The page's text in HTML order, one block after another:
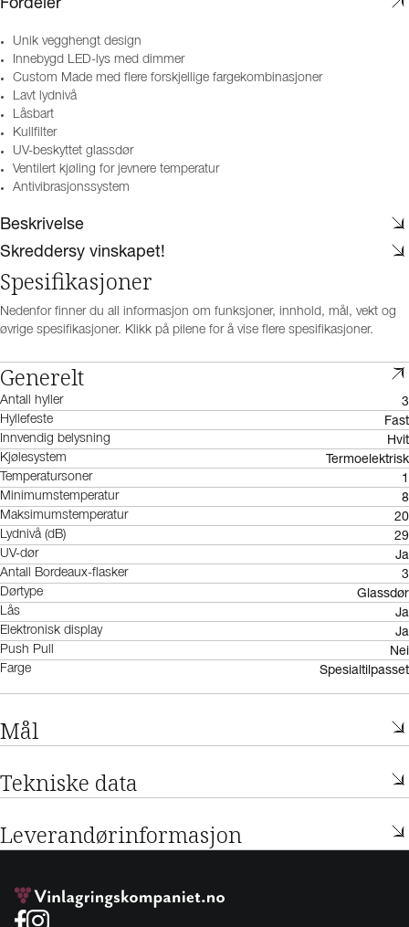
Unik vegghengt design
Innebygd LED-lys med dimmer
Custom Made med flere forskjellige fargekombinasjoner
Lavt lydnivå
Låsbart
Kullfilter
UV-beskyttet glassdør
Ventilert kjøling for jevnere temperatur
Antivibrasjonssystem
Beskrivelse
Skreddersy vinskapet!
Spesifikasjoner
Nedenfor finner du all informasjon om funksjoner, innhold, mål, vekt og
øvrige spesifikasjoner. Klikk på pilene for å vise flere spesifikasjoner.
Generelt
Antall hyller 3
Hyllefeste Fast
Innvendig belysning Hvit
Kjølesystem Termoelektrisk
Temperatursoner 1
Minimumstemperatur 8
Maksimumstemperatur 20
Lydnivå (dB) 29
UV-dør Ja
Antall Bordeaux-flasker 3
Dørtype Glassdør
Lås Ja
Elektronisk display Ja
Push Pull Nei
Farge Spesialtilpasset
Mål
Tekniske data
Leverandørinformasjon